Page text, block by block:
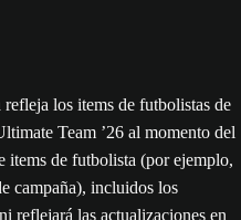
los items de futbolistas de
Team ’26 al momento del
items de futbolista (por ejemplo,
campaña), incluidos los
reflejará las actualizaciones en